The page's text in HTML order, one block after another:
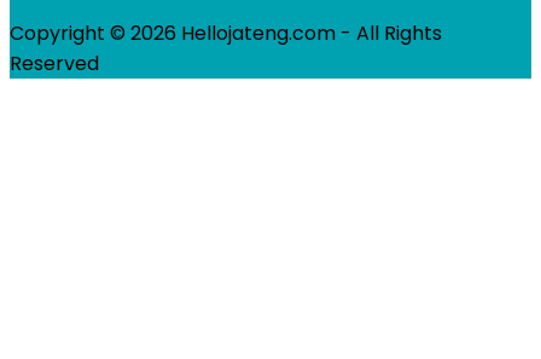
Copyright © 2026 Hellojateng.com - All Rights
Reserved